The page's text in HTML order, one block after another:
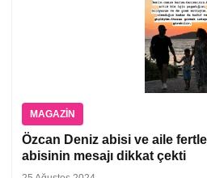
MAGAZIN
Özcan Deniz abisi ve aile
abisinin mesajı dikkat çekti